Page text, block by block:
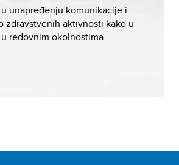
unapređenju komunikacije i
zdravstvenih aktivnosti kako u
redovnim okolnostima